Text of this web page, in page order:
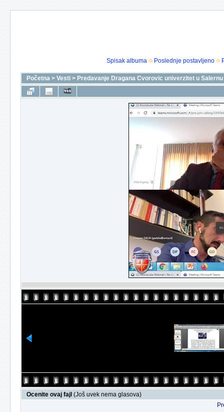
Spisak albuma Poslednje postavljeno
Početna > Vesti > Predavanje Dragana Cvorovic univerzitet u Salernu
Ocenite ovaj fajl (Još uvek nema glasova)